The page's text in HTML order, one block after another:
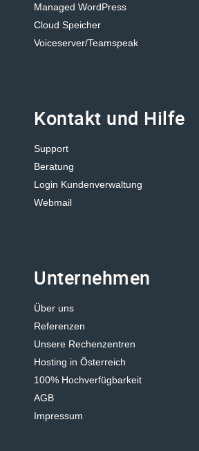
Managed WordPress
Cloud Speicher
Voiceserver/Teamspeak
Kontakt und Hilfe
Support
Beratung
Login Kundenverwaltung
Webmail
Unternehmen
Über uns
Referenzen
Unsere Rechenzentren
Hosting in Österreich
100% Hochverfügbarkeit
AGB
Impressum